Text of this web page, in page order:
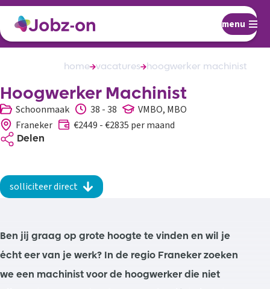
menu
home vacatures hoogwerker machinist
Hoogwerker Machinist
Schoonmaak 38 - 38
VMBO, MBO
Franeker
€2449 - €2835 per maand
Delen
solliciteer direct
Ben jij graag op grote hoogte te vinden en wil je
écht eer van je werk? In de regio Franeker zoeken
we een machinist voor de hoogwerker die niet